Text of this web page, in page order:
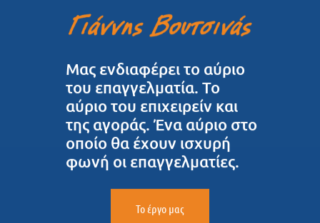
Μας ενδιαφέρει το αύριο
του επαγγελματία. Το
αύριο του επιχειρείν και
της αγοράς. Ένα αύριο στο
οποίο θα έχουν ισχυρή
φωνή οι επαγγελματίες.
Το έργο μας